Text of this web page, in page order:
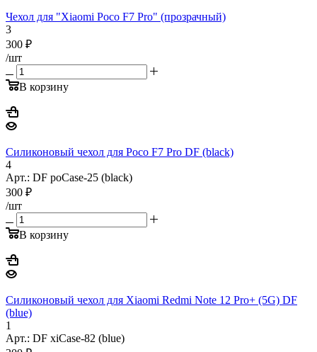
Чехол для "Xiaomi Poco F7 Pro" (прозрачный)
3
300 ₽
/шт
В корзину
Силиконовый чехол для Poco F7 Pro DF (black)
4
Арт.: DF poCase-25 (black)
300 ₽
/шт
В корзину
Силиконовый чехол для Xiaomi Redmi Note 12 Pro+ (5G) DF
(blue)
1
Арт.: DF xiCase-82 (blue)